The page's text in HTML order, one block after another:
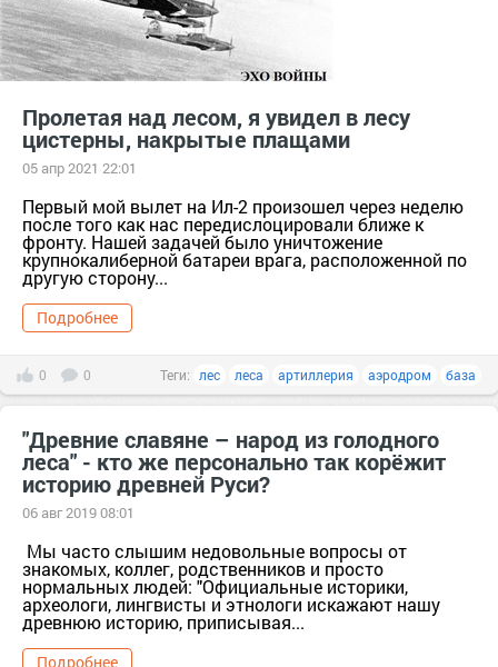
Пролетая над лесом, я увидел в лесу
цистерны, накрытые плащами
05 апр 2021 22:01
Первый мой вылет на Ил-2 произошел через неделю
после того как нас передислоцировали ближе к
фронту. Нашей задачей было уничтожение
крупнокалиберной батареи врага, расположенной по
другую сторону...
Подробнее
0 0 Теги: лес леса артиллерия аэродром база
"Древние славяне – народ из голодного
леса" - кто же персонально так корёжит
историю древней Руси?
06 авг 2019 08:01
Мы часто слышим недовольные вопросы от
знакомых, коллег, родственников и просто
нормальных людей: "Официальные историки,
археологи, лингвисты и этнологи искажают нашу
древнюю историю, приписывая...
Подробнее